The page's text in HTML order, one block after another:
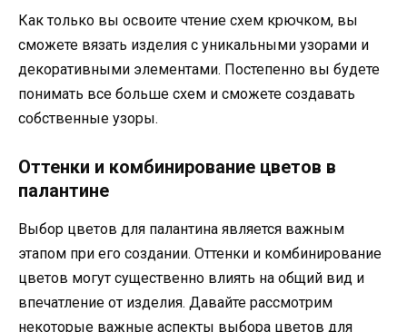
Как только вы освоите чтение схем крючком, вы
сможете вязать изделия с уникальными узорами и
декоративными элементами. Постепенно вы будете
понимать все больше схем и сможете создавать
собственные узоры.
Оттенки и комбинирование цветов в
палантине
Выбор цветов для палантина является важным
этапом при его создании. Оттенки и комбинирование
цветов могут существенно влиять на общий вид и
впечатление от изделия. Давайте рассмотрим
некоторые важные аспекты выбора цветов для